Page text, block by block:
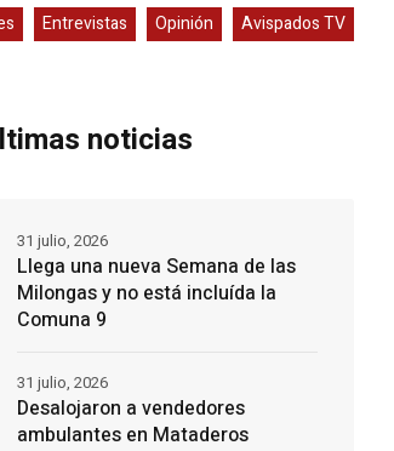
Entrevistas Opinión Avispados TV
noticias
Llega una nueva Semana de las
Milongas y no está incluída la
Comuna 9
31 julio, 2026
Desalojaron a vendedores
ambulantes en Mataderos
31 julio, 2026